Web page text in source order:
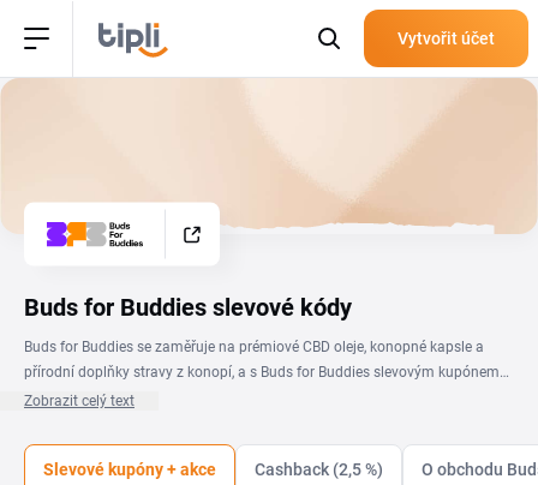
Vytvořit účet
Buds for Buddies slevové kódy
Buds for Buddies se zaměřuje na prémiové CBD oleje, konopné kapsle a
přírodní doplňky stravy z konopí, a s Buds for Buddies slevovým kupónem
nakoupíš tyto produkty výhodněji. Na této stránce najdeš ověřené Buds for
produktů pro každodenní pohodu. Stačí vybrat slevu, zkopírovat kód a
vložit ho v košíku do pole pro slevový kupón. Nová Buds for Buddies sleva
Zobrazit celý text
Slevové kupóny + akce Cashback (2,5 %) O obchodu